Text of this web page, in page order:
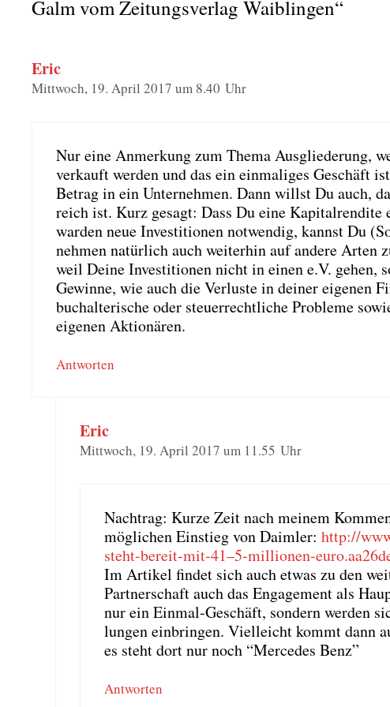
Galm vom Zeitungsverlag Waiblingen“
Eric
Mittwoch, 19. April 2017 um 8.40 Uhr
Nur eine Anmer­kung zum The­ma Aus­glie­de­rung,
ver­kauft wer­den und das ein ein­ma­li­ges Geschäft
Betrag in ein Unter­neh­men. Dann willst Du auch,
reich ist. Kurz gesagt: Dass Du eine Kapi­tal­ren­di­te
war­den neue Inves­ti­tio­nen not­wen­dig, kannst Du
neh­men natür­lich auch wei­ter­hin auf ande­re Arten
weil Dei­ne Inves­ti­tio­nen nicht in einen e.V. gehen,
Gewin­ne, wie auch die Ver­lus­te in dei­ner eige­nen
buch­al­te­ri­sche oder steu­er­recht­li­che Pro­ble­me
eige­nen Aktio­nä­ren.
Antworten
Eric
Mittwoch, 19. April 2017 um 11.55 Uhr
Nach­trag: Kur­ze Zeit nach mei­nem
mög­li­chen Ein­stieg von Daim­ler: http://
steht-bereit-mit-41–5‑millionen-
Im Arti­kel fin­det sich auch etwas zu den
Part­ner­schaft auch das Enga­ge­ment als
nur ein Ein­mal-Geschäft, son­dern wer­den
lun­gen ein­brin­gen. Viel­leicht kommt dann
es steht dort nur noch “Mer­ce­des Benz”
Antworten